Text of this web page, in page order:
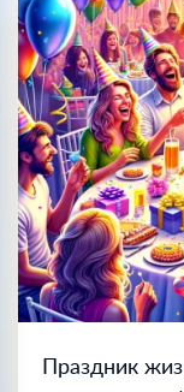
Праздник